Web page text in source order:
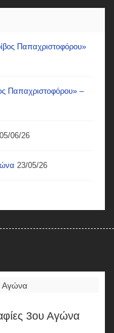
Παπαχριστοφόρου»
Παπαχριστοφόρου» –
05/06/26
23/05/26
3ου Αγώνα